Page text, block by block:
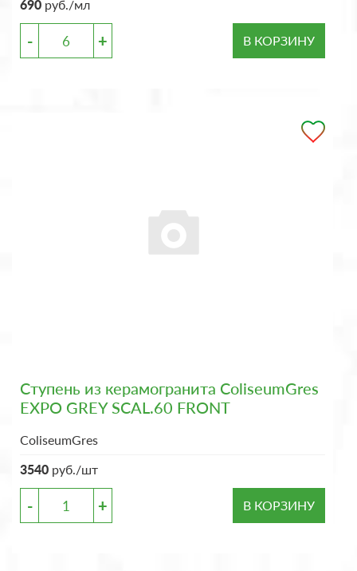
690 руб./мл
- + В КОРЗИНУ
Ступень из керамогранита ColiseumGres
EXPO GREY SCAL.60 FRONT
ColiseumGres
3540 руб./шт
- + В КОРЗИНУ